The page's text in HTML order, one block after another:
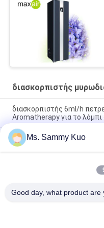
διασκορπιστής
διασκορπιστής 6ml/h
Aromatherapy για το λόμπι
διασκορπιστής 31w
6ml/H για το λόμπι
εμπορικός διασκορπιστής
1000M2 4l με την
Ms. Sammy Kuo
Good day, what product are